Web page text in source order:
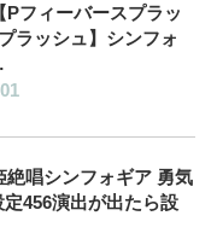
Pフィーバースプラッ
ラッシュ】シンフォ
絶唱シンフォギア 勇気
456演出が出たら設